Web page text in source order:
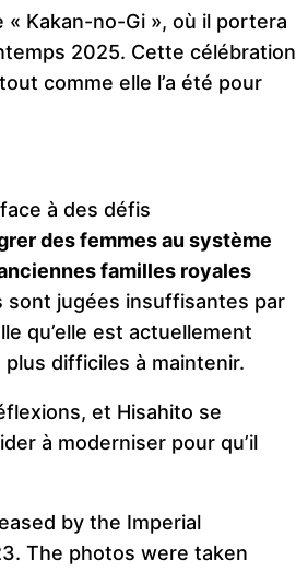
Kakan-no-Gi », où il portera
2025. Cette célébration
comme elle l’a été pour
à des défis
des femmes au système
familles royales
sont jugées insuffisantes par
qu’elle est actuellement
difficiles à maintenir.
et Hisahito se
à moderniser pour qu’il
by the Imperial
The photos were taken